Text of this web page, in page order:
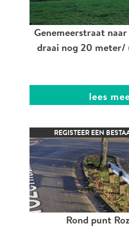
Genemeerstraat
draai nog 20 meter/
lees
REGISTEER EEN
Rond punt